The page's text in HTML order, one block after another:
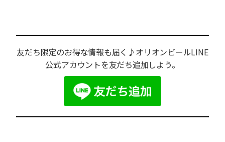
友だち限定のお得な情報も届く♪オリオンビールLINE
公式アカウントを友だち追加しよう。